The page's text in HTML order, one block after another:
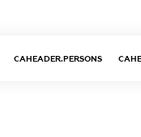
CAHEADER.PERSONS